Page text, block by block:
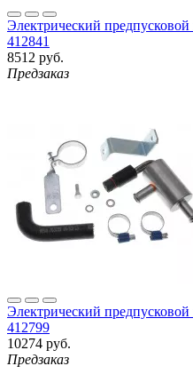
Электрический предпусковой
412841
8512 руб.
Предзаказ
Электрический предпусковой
412799
10274 руб.
Предзаказ